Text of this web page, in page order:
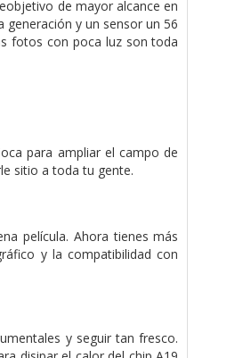
de mayor alcance en
y un sensor un 56
fotos con poca luz son toda
para ampliar el campo de
sitio a toda tu gente.
película. Ahora tienes más
y la compatibilidad con
y seguir tan fresco.